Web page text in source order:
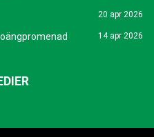
20 apr 2026
14 apr 2026